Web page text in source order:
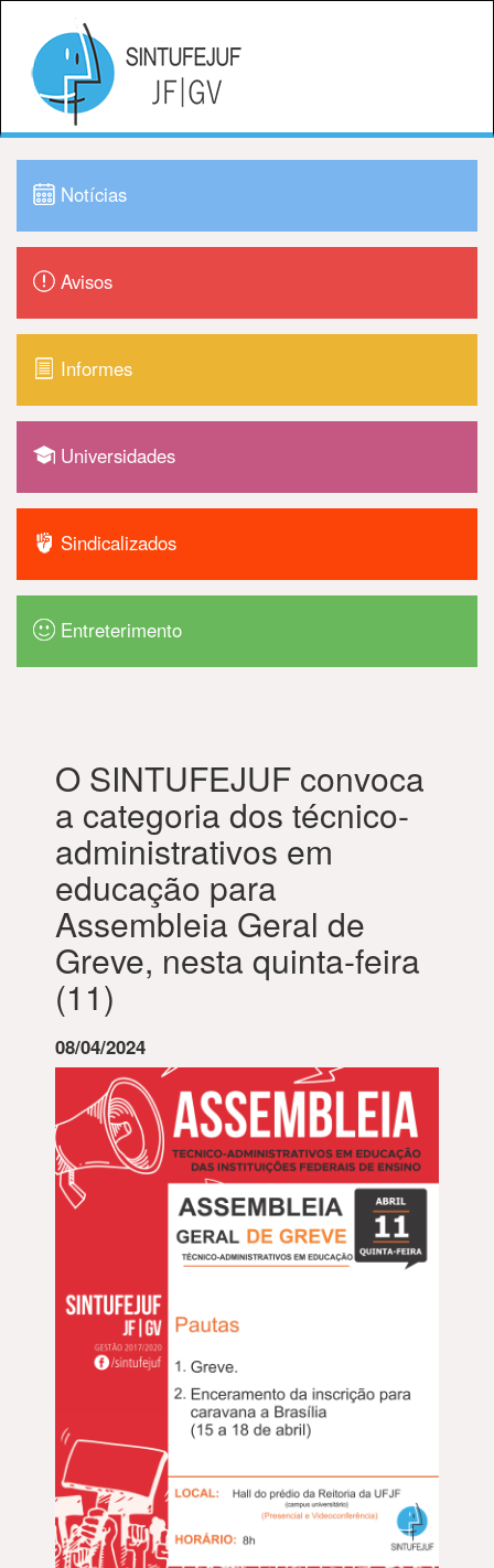
Notícias
Avisos
Informes
Universidades
Sindicalizados
Entreterimento
O SINTUFEJUF convoca
a categoria dos técnico-
administrativos em
educação para
Assembleia Geral de
Greve, nesta quinta-feira
(11)
08/04/2024